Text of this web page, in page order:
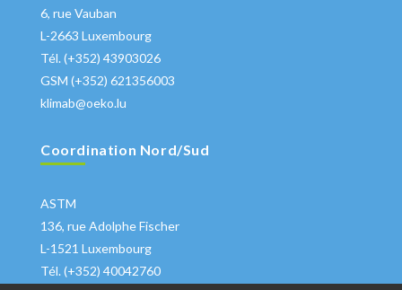
6, rue Vauban
L-2663 Luxembourg
Tél. (+352) 43903026
GSM (+352) 621356003
klimab@oeko.lu
Coordination Nord/Sud
ASTM
136, rue Adolphe Fischer
L-1521 Luxembourg
Tél. (+352) 40042760